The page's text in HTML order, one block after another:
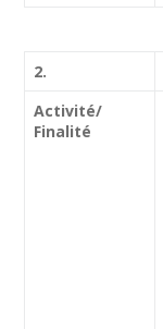
2.
Activité/
Finalité